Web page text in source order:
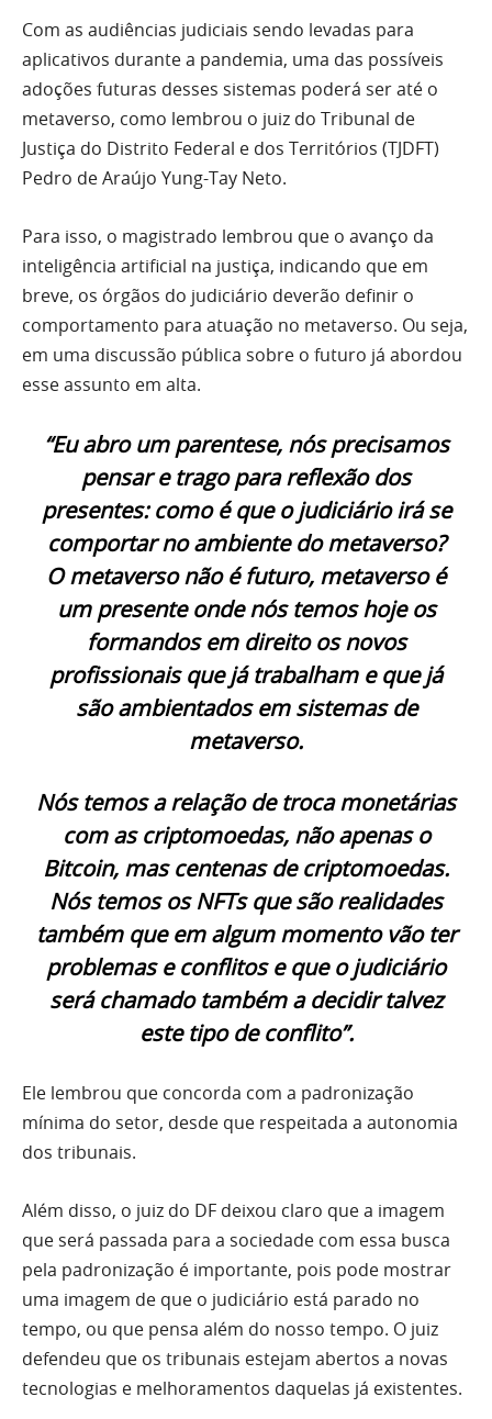
Com as audiências judiciais sendo levadas para
aplicativos durante a pandemia, uma das possíveis
adoções futuras desses sistemas poderá ser até o
metaverso, como lembrou o juiz do Tribunal de
Justiça do Distrito Federal e dos Territórios (TJDFT)
Pedro de Araújo Yung-Tay Neto.
Para isso, o magistrado lembrou que o avanço da
inteligência artificial na justiça, indicando que em
breve, os órgãos do judiciário deverão definir o
comportamento para atuação no metaverso. Ou seja,
em uma discussão pública sobre o futuro já abordou
esse assunto em alta.
“Eu abro um parentese, nós precisamos
pensar e trago para reflexão dos
presentes: como é que o judiciário irá se
comportar no ambiente do metaverso?
O metaverso não é futuro, metaverso é
um presente onde nós temos hoje os
formandos em direito os novos
profissionais que já trabalham e que já
são ambientados em sistemas de
metaverso.
Nós temos a relação de troca monetárias
com as criptomoedas, não apenas o
Bitcoin, mas centenas de criptomoedas.
Nós temos os NFTs que são realidades
também que em algum momento vão ter
problemas e conflitos e que o judiciário
será chamado também a decidir talvez
este tipo de conflito”.
Ele lembrou que concorda com a padronização
mínima do setor, desde que respeitada a autonomia
dos tribunais.
Além disso, o juiz do DF deixou claro que a imagem
que será passada para a sociedade com essa busca
pela padronização é importante, pois pode mostrar
uma imagem de que o judiciário está parado no
tempo, ou que pensa além do nosso tempo. O juiz
defendeu que os tribunais estejam abertos a novas
tecnologias e melhoramentos daquelas já existentes.